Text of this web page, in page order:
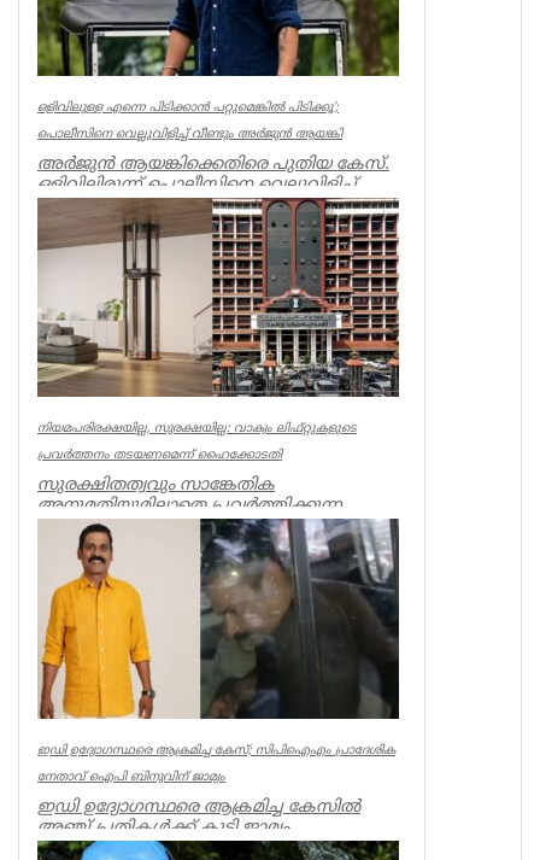
ഒളിവിലുള്ള എന്നെ പിടിക്കാൻ പറ്റുമെങ്കിൽ പിടിക്കൂ’;
പൊലീസിനെ വെല്ലുവിളിച്ച് വീണ്ടും അർജുൻ ആയങ്കി
അർജുൻ ആയങ്കിക്കെതിരെ പുതിയ കേസ്.
ഒളിവിലിരുന്ന് പൊലീസിനെ വെല്ലുവിളിച്ച്
ഭീഷണിപ്പെടുത്തിയതിനാണ് കേസ്....
Kerala
നിയമപരിരക്ഷയില്ല, സുരക്ഷയില്ല: വാക്വം ലിഫ്റ്റുകളുടെ
പ്രവര്‍ത്തനം തടയണമെന്ന് ഹൈക്കോടതി
സുരക്ഷിതത്വവും സാങ്കേതിക
അനുമതിയുമില്ലാതെ പ്രവര്‍ത്തിക്കുന്ന
അനധികൃത വാക്വം ലിഫ്റ്റുകളുടെ പ്രവര്‍ത്...
Kerala
ഇഡി ഉദ്യോഗസ്ഥരെ ആക്രമിച്ച കേസ്; സിപിഐഎം പ്രാദേശിക
നേതാവ് ഐപി ബിനുവിന് ജാമ്യം
ഇഡി ഉദ്യോഗസ്ഥരെ ആക്രമിച്ച കേസില്‍
അഞ്ച് പ്രതികള്‍ക്ക് കൂടി ജാമ്യം.
സിപിഐഎം നേതാവ് ഐപി ബിനു ഉള്‍പ്പട...